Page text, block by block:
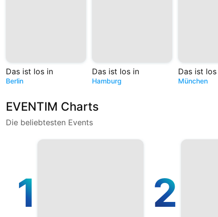
Das ist los in
Berlin
Das ist los in
Hamburg
Das ist
München
EVENTIM Charts
Die beliebtesten Events
1 2